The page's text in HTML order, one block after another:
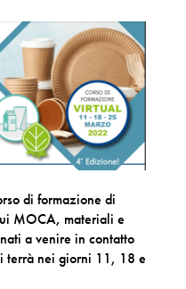
di formazione di
MOCA, materiali e
a venire in contatto
terrà nei giorni 11, 18 e